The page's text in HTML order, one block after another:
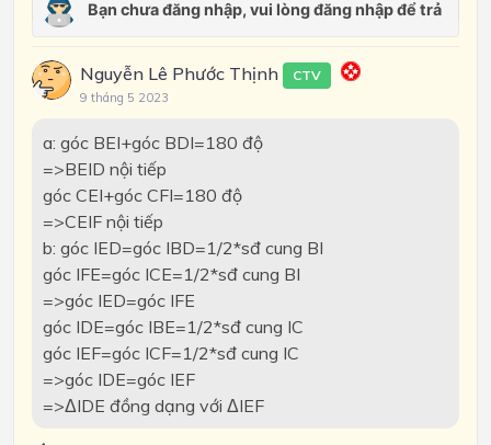
Nguyễn Lê Phước Thịnh CTV
9 tháng 5 2023
a: góc BEI+góc BDI=180 độ
=>BEID nội tiếp
góc CEI+góc CFI=180 độ
=>CEIF nội tiếp
b: góc IED=góc IBD=1/2*sđ cung BI
góc IFE=góc ICE=1/2*sđ cung BI
=>góc IED=góc IFE
góc IDE=góc IBE=1/2*sđ cung IC
góc IEF=góc ICF=1/2*sđ cung IC
=>góc IDE=góc IEF
=>ΔIDE đồng dạng với ΔIEF